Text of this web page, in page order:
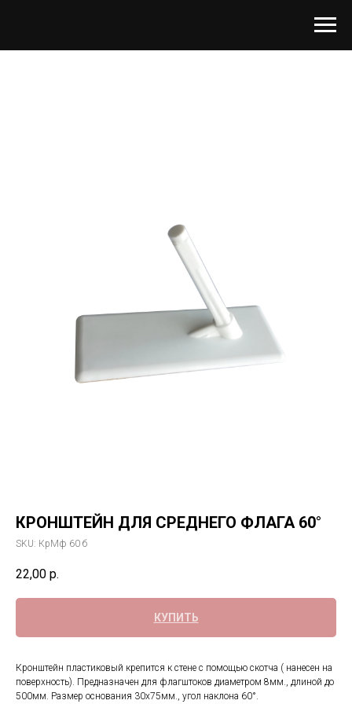
КРОНШТЕЙН ДЛЯ СРЕДНЕГО ФЛАГА 60°
SKU: КрМф 60 б
22,00 р.
КУПИТЬ
Кронштейн пластиковый крепится к стене с помощью скотча ( нанесен на
поверхность). Предназначен для флагштоков диаметром 8мм., длиной до
500мм. Размер основания 30х75мм., угол наклона 60°.